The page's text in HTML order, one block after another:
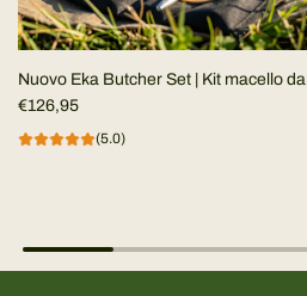
Nuovo Eka Butcher Set | Kit macello da
campo
€126,95
(5.0)